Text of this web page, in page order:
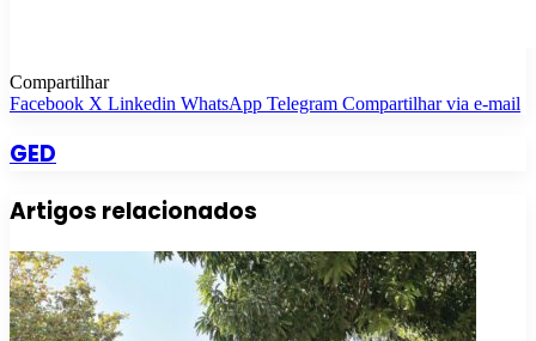
Compartilhar
Facebook X Linkedin WhatsApp Telegram Compartilhar via e-mail
GED
Artigos relacionados